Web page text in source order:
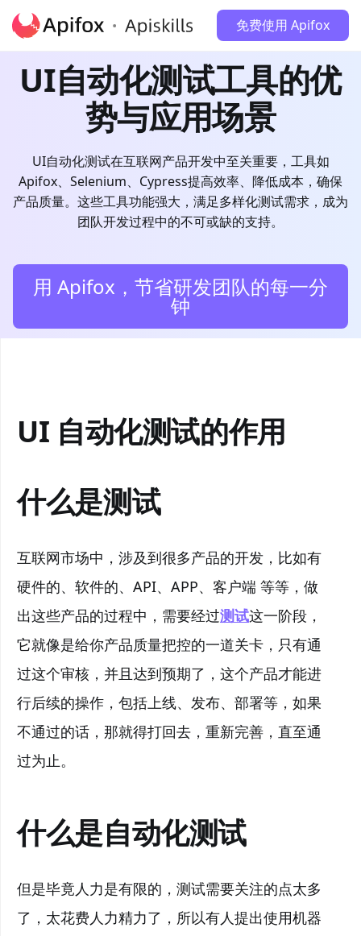
免费使用 Apifox
UI自动化测试工具的优
势与应用场景
UI自动化测试在互联网产品开发中至关重要，工具如
Apifox、Selenium、Cypress提高效率、降低成本，确保
产品质量。这些工具功能强大，满足多样化测试需求，成为
团队开发过程中的不可或缺的支持。
用 Apifox，节省研发团队的每一分
钟
UI 自动化测试的作用
什么是测试
互联网市场中，涉及到很多产品的开发，比如有
硬件的、软件的、API、APP、客户端 等等，做
出这些产品的过程中，需要经过测试这一阶段，
它就像是给你产品质量把控的一道关卡，只有通
过这个审核，并且达到预期了，这个产品才能进
行后续的操作，包括上线、发布、部署等，如果
不通过的话，那就得打回去，重新完善，直至通
过为止。
什么是自动化测试
但是毕竟人力是有限的，测试需要关注的点太多
了，太花费人力精力了，所以有人提出使用机器